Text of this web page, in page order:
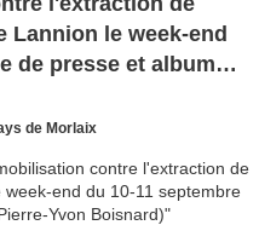
Lannion le week-end
de presse et album
de Morlaix